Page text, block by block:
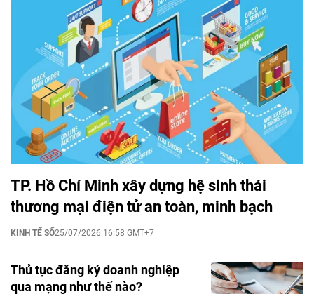
TP. Hồ Chí Minh xây dựng hệ sinh thái
thương mại điện tử an toàn, minh bạch
KINH TẾ SỐ25/07/2026 16:58 GMT+7
Thủ tục đăng ký doanh nghiệp
qua mạng như thế nào?